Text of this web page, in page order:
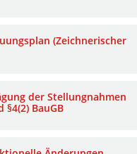
(Zeichnerischer
der Stellungnahmen
§4(2) BauGB